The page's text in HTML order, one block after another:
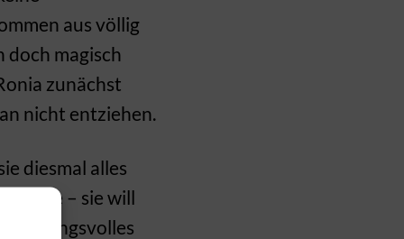
aus völlig
doch magisch
zunächst
nicht entziehen.
diesmal alles
– sie will